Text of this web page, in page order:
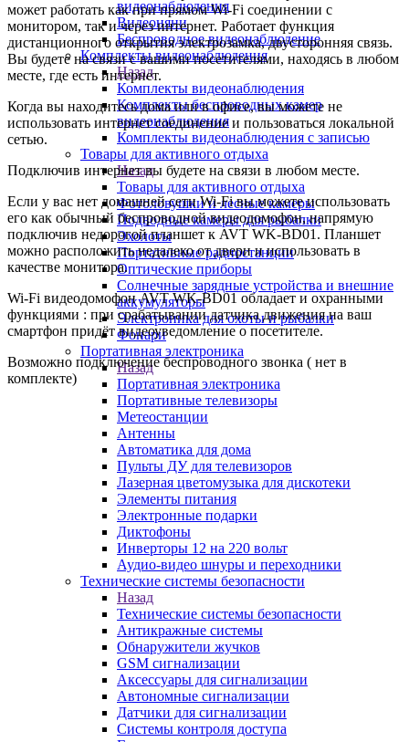
видеонаблюдения
Видеоняни
Беспроводное видеонаблюдение
Комплекты видеонаблюдения
Назад
Комплекты видеонаблюдения
Комплекты беспроводных камер
видеонаблюдения
Комплекты видеонаблюдения с записью
Товары для активного отдыха
Назад
Товары для активного отдыха
Фотоловушки и лесные камеры
Подводные камеры для рыбалки
Эхолоты
Портативные радиостанции
Оптические приборы
Солнечные зарядные устройства и внешние
аккумуляторы
Электроника для охоты и рыбалки
Фонари
Портативная электроника
Назад
Портативная электроника
Портативные телевизоры
Метеостанции
Антенны
Автоматика для дома
Пульты ДУ для телевизоров
Лазерная цветомузыка для дискотеки
Элементы питания
Электронные подарки
Диктофоны
Инверторы 12 на 220 вольт
Аудио-видео шнуры и переходники
Технические системы безопасности
Назад
Технические системы безопасности
Антикражные системы
Обнаружители жучков
GSM сигнализации
Аксессуары для сигнализации
Автономные сигнализации
Датчики для сигнализации
Системы контроля доступа
может работать как при прямом Wi-Fi соединении с
монитором, так и через интернет. Работает функция
дистанционного открытия электрозамка, двусторонняя связь.
Вы будете на связи с вашими посетителями, находясь в любом
месте, где есть интернет.
Когда вы находитесь дома или в офисе, вы можете не
использовать интернет соединение и пользоваться локальной
сетью.
Подключив интернет вы будете на связи в любом месте.
Если у вас нет домашней сети Wi-Fi вы можете использовать
его как обычный беспроводной видеодомофон, напрямую
подключив недорогой планшет к AVT WK-BD01. Планшет
можно расположить недалеко от двери и использовать в
качестве монитора.
Wi-Fi видеодомофон AVT WK-BD01 обладает и охранными
функциями : при срабатывании датчика движения на ваш
смартфон придёт видеоуведомление о посетителе.
Возможно подключение беспроводного звонка ( нет в
комплекте)